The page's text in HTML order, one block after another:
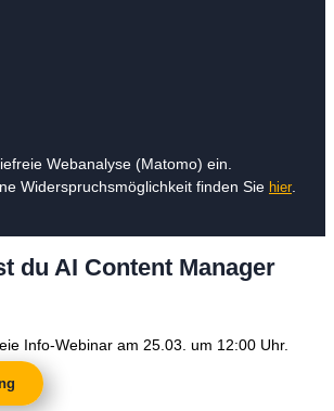
Webanalyse (Matomo) ein.
Widerspruchsmöglichkeit finden Sie hier
du AI Content Manager
Info-Webinar am 25.03. um 12:00 Uhr.